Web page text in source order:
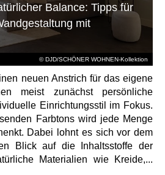
© DJD/SCHÖNER WOHNEN-Kollektion
Balance: Tipps für
mit
neuen Anstrich für das eigene
meist zunächst persönliche
Einrichtungsstil im Fokus.
Farbtons wird jede Menge
Dabei lohnt es sich vor dem
Blick auf die Inhaltsstoffe der
Materialien wie Kreide,...